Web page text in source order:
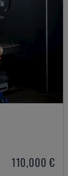
110,000 €